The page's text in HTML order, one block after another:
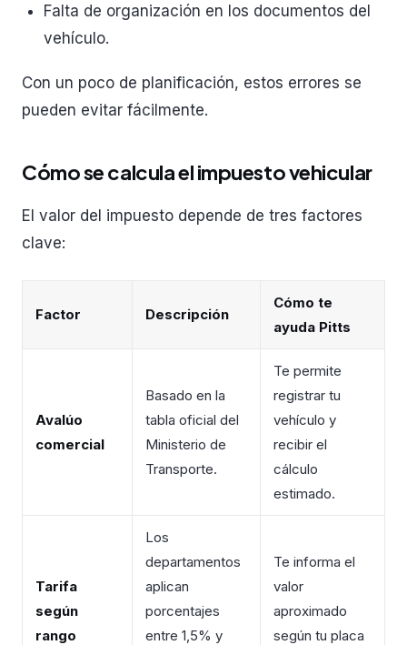
Falta de organización en los documentos del
vehículo.
Con un poco de planificación, estos errores se
pueden evitar fácilmente.
Cómo se calcula el impuesto vehicular
El valor del impuesto depende de tres factores
clave:
Factor Descripción
Cómo te
ayuda Pitts
Avalúo
comercial
Basado en la
tabla oficial del
Ministerio de
Transporte.
Te permite
registrar tu
vehículo y
recibir el
cálculo
estimado.
Tarifa
según
rango
Los
departamentos
aplican
porcentajes
entre 1,5% y
Te informa el
valor
aproximado
según tu placa